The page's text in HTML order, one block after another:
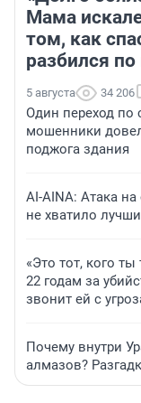
Мама
том, как
разбился по
5 августа 34 206
Один переход по
мошенники
поджога здания
AI-AINA: Атака
не хватило
«Это тот, кого
22 годам за
звонит ей с
Почему внутри
алмазов?